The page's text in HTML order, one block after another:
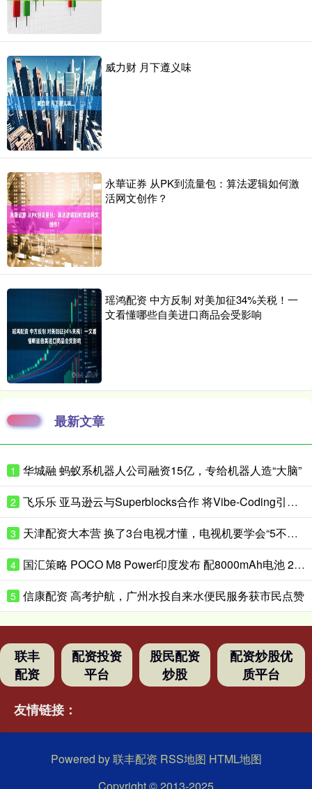
威力财 月下遵义味
永華证券 从PK到流量包：算法逻辑如何激
活网文创作？
瑶鸿配资 中方反制 对美加征34%关税！一
文看懂哪些自美进口商品会受影响
最新文章
1 华城融 蚂蚁系机器人公司融资15亿，专给机器人造“大脑”
2 飞乐乐 亚马逊云与Superblocks合作 将Vibe-Coding引入企业私有云
3 天津配资大本营 换了3台电视才懂，电视机要学会“5不买”，都是花钱买的经验
4 国汇策略 POCO M8 Power印度发布 配8000mAh电池 24999卢比起
5 信康配资 高考护航，广州水投自来水便民服务获市民点赞
联丰
配资
配资投资
平台
股民配资
炒股
配资炒股优
质平台
友情链接：
Powered by联丰配资 RSS地图 HTML地图